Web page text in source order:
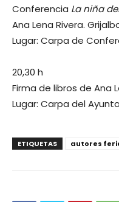
Conferencia La niña
Ana Lena Rivera.
Lugar: Carpa de
20,30 h
Firma de libros de Ana
Lugar: Carpa del
ETIQUETAS autores